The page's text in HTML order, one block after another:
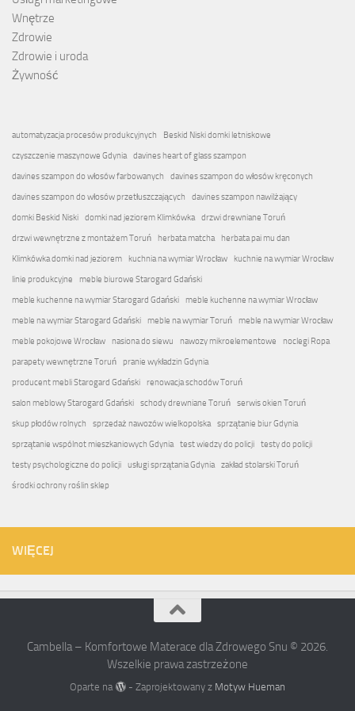
Wnętrze
Zdrowie
Zdrowie i uroda
Żywność
automatyzacja procesów produkcyjnych
Beskid Niski domki letniskowe
czyszczenie maszynowe Gdynia
davines heart of glass szampon
davines szampon do włosów farbowanych
davines szampon do włosów kręconych
davines szampon do włosów przetłuszczających
davines szampon nawilżający
domki Beskid Niski
domki nad jeziorem Klimkówka
drzwi drewniane Toruń
drzwi wewnętrzne z montażem Toruń
herbata matcha
herbata pai mu dan
Klimkówka domki nad jeziorem
kuchnia na wymiar Wrocław
kuchnie na wymiar Wrocław
linie produkcyjne
meble biurowe Starogard Gdański
meble kuchenne na wymiar Starogard Gdański
meble kuchenne na wymiar Wrocław
meble na wymiar Starogard Gdański
meble na wymiar Toruń
meble na wymiar Wrocław
meble pokojowe Wrocław
nasiona do siewu nawozy mikroelementowe
noclegi Ropa
parapety wewnętrzne Toruń
pranie wykładzin Gdynia
producent mebli Starogard Gdański
renowacja schodów Toruń
salon meblowy Starogard Gdański
schody drewniane Toruń
serwis okien Toruń
skup płodów rolnych
sprzedaż nawozów wielkopolska
sprzątanie biur Gdynia
sprzątanie wspólnot mieszkaniowych Gdynia
test wiedzy do policji
testy do policji
testy psychologiczne do policji
usługi sprzątania Gdynia
zakład stolarski Toruń
środki ochrony roślin sklep
WIĘCEJ
Cambella – Komfortowe Materace dla Zdrowego Snu © 2026.
Wszelkie prawa zastrzeżone
Oparte na - Zaprojektowany z Motyw Hueman